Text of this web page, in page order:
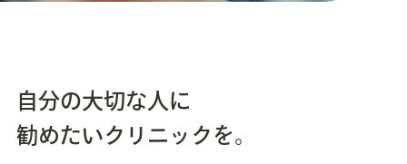
自分の大切な人に
勧めたいクリニックを。